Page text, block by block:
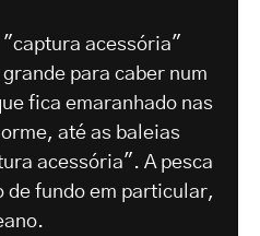
"captura acessória"
para caber num
fica emaranhado nas
até as baleias
acessória". A pesca
fundo em particular,